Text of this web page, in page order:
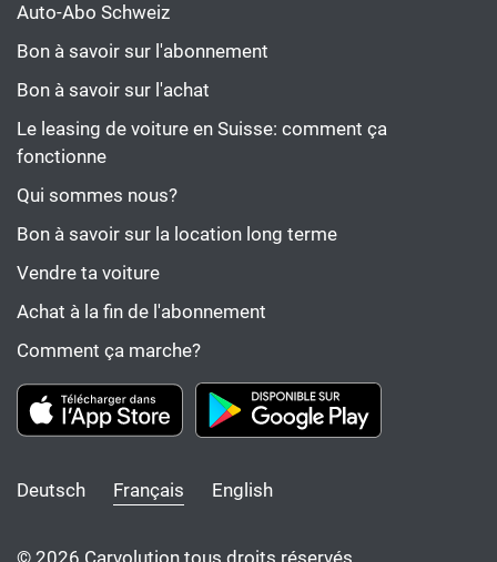
Auto-Abo Schweiz
Bon à savoir sur l'abonnement
Bon à savoir sur l'achat
Le leasing de voiture en Suisse: comment ça
fonctionne
Qui sommes nous?
Bon à savoir sur la location long terme
Vendre ta voiture
Achat à la fin de l'abonnement
Comment ça marche?
Deutsch Français English
© 2026 Carvolution tous droits réservés